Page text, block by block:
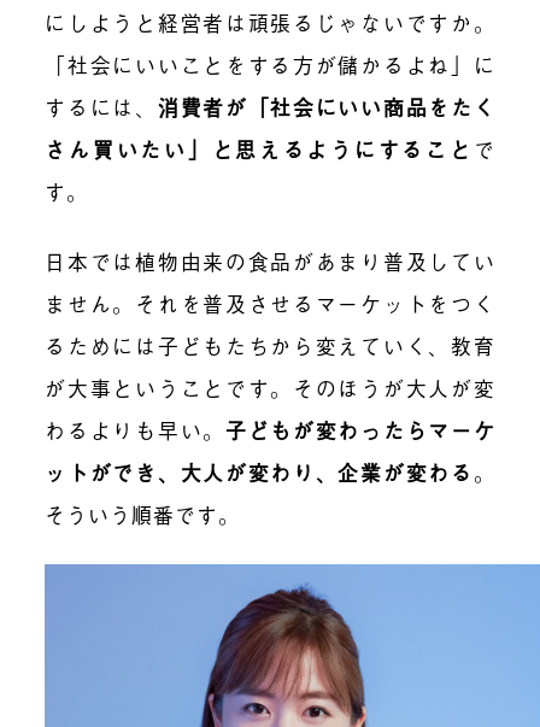
にしようと経営者は頑張るじゃないですか。
「社会にいいことをする方が儲かるよね」に
するには、 消費者が「社会にいい商品をたく
さん買いたい」と思えるようにすること で
す。
日本では植物由来の食品があまり普及してい
ません。それを普及させるマーケットをつく
るためには子どもたちから変えていく、教育
が大事ということです。そのほうが大人が変
わるよりも早い。 子どもが変わったらマーケ
ットができ、大人が変わり、企業が変わる 。
そういう順番です。